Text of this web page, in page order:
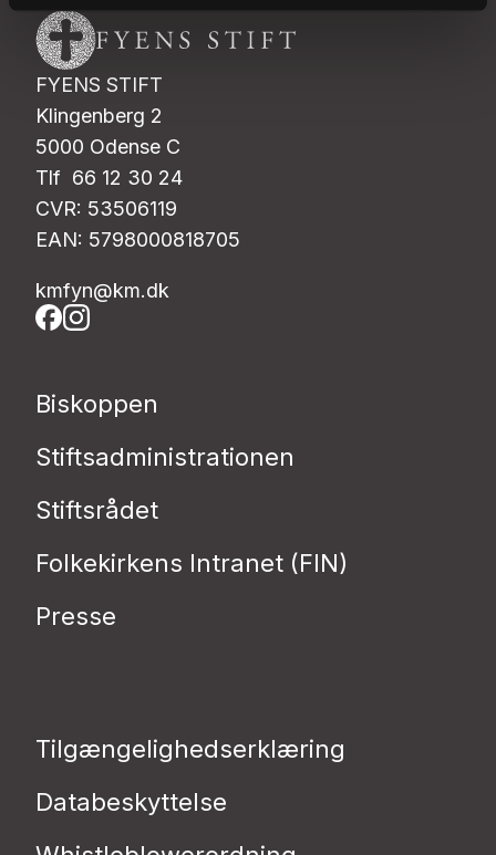
FYENS STIFT
Klingenberg 2
5000 Odense C
Tlf 66 12 30 24
CVR: 53506119
EAN: 5798000818705
kmfyn@km.dk
Biskoppen
Stiftsadministrationen
Stiftsrådet
Folkekirkens Intranet (FIN)
Presse
Tilgængelighedserklæring
Databeskyttelse